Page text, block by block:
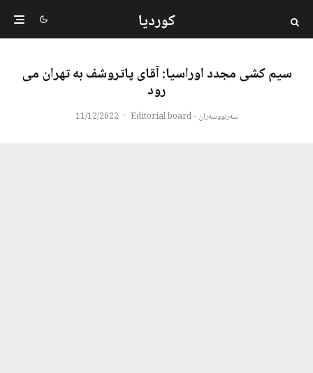
کوردیا
سیم کشی مجدد اوراسیا: آقای پاتروشف به تهران می
رود
سەرنووسەران - Editorial board ·
11/12/2022